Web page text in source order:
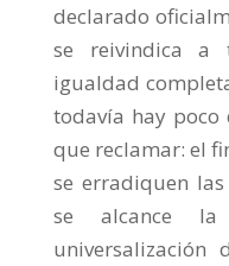
declarado
se reivindica a
igualdad
todavía hay poco
que reclamar: el
se erradiquen
se alcance